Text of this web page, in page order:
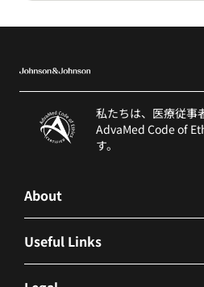
私たちは、医療従事
AdvaMed Code of
す。
About
会社概要
Useful Links